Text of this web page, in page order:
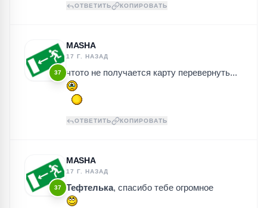
ОТВЕТИТЬ КОПИРОВАТЬ
37
MASHA
17 Г. НАЗАД
чтото не получается карту перевернуть...
ОТВЕТИТЬ КОПИРОВАТЬ
37
MASHA
17 Г. НАЗАД
Тефтелька, спасибо тебе огромное